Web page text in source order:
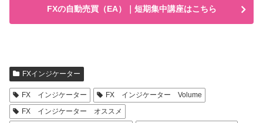
FXの自動売買（EA）｜短期集中講座はこちら
FXインジケーター
FX インジケーター
FX インジケーター Volume
FX インジケーター オススメ